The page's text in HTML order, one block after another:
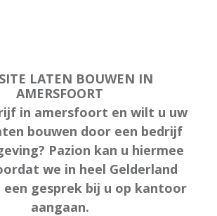
LATEN BOUWEN IN
AMERSFOORT
in amersfoort en wilt u uw
bouwen door een bedrijf
Pazion kan u hiermee
we in heel Gelderland
gesprek bij u op kantoor
aangaan.